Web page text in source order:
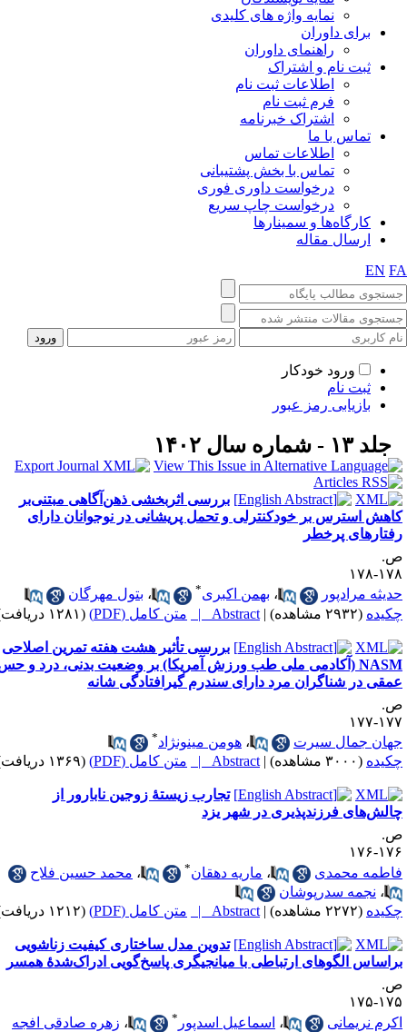
نمایه واژه های کلیدی
برای داوران
راهنمای داوران
ثبت نام و اشتراک
اطلاعات ثبت نام
فرم ثبت نام
اشتراک خبرنامه
تماس با ما
اطلاعات تماس
تماس با بخش پشتیبانی
درخواست داوری فوری
درخواست چاپ سریع
کارگاه‌ها و سمینارها
ارسال مقاله
EN
ورود خودکار
ثبت نام
بازیابی رمز عبور
جلد ۱۳ - شماره سال ۱۴۰۲
بررسی اثربخشی ذهن‌آگاهی مبتنی‌بر
استرس بر خودکنترلی و تحمل پریشانی در نوجوانان دارای
پرخطر
۱۷۸
مرادپور
،بهمن اکبری* ،بتول مهرگان
(۲۹۳۲ مشاهده) |
Abstract | متن کامل (PDF) (۱۲۸۱ دریافت)
بررسی تأثیر هشت هفته تمرین اصلاحی
NASM (آکادمی ملی طب ورزش آمریکا) بر وضعیت بدنی، درد و حس
در شناگران مرد دارای سندرم گیرافتادگی شانه
۱۷۷
جمال سیرت
،هومن مینونژاد *
(۳۰۰۰ مشاهده) |
Abstract | متن کامل (PDF) (۱۳۶۹ دریافت)
تجارب زیستهٔ زوجین نابارور از
فرزندپذیری در شهر یزد
۱۷۶
محمدی
،ماریه دهقان * ،محمد حسین فلاح
،نجمه سدرپوشان
(۲۲۷۲ مشاهده) |
Abstract | متن کامل (PDF) (۱۲۱۲ دریافت)
تدوین مدل ساختاری کیفیت زناشویی
الگوهای ارتباطی با میانجیگری پاسخ‌گویی ادراک‌شدهٔ همسر
۱۷۵
نریمانی
،اسماعیل اسدپور ،زهره صادقی افجه